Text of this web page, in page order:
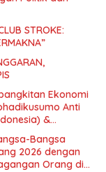
STROKE:
Ekonomi
Anti
&
Perekonomian
Bangsa
Bangsa
2026 dengan
Orang di